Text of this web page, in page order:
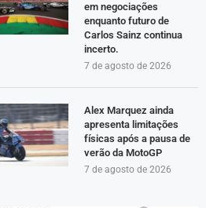
em negociações
enquanto futuro de
Carlos Sainz continua
incerto.
7 de agosto de 2026
Alex Marquez ainda
apresenta limitações
físicas após a pausa de
verão da MotoGP
7 de agosto de 2026